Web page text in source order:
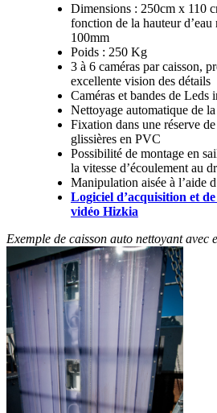
Dimensions : 250cm x 110
fonction de la hauteur d’eau
100mm
Poids : 250 Kg
3 à 6 caméras par caisson,
excellente vision des détails
Caméras et bandes de Leds
Nettoyage automatique de
Fixation dans une réserve
glissières en PVC
Possibilité de montage en
la vitesse d’écoulement au
Manipulation aisée à l’aide
Logiciel d’acquisition et
vidéo Hizkia
Exemple de caisson auto nettoyant avec